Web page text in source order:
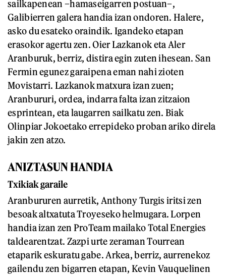
sailkapenean –hamaseigarren postuan–,
Galibierren galera handia izan ondoren. Halere,
asko du esateko oraindik. Igandeko etapan
erasokor agertu zen. Oier Lazkanok eta Aler
Aranburuk, berriz, distira egin zuten ihesean. San
Fermin egunez garaipena eman nahi zioten
Movistarri. Lazkanok matxura izan zuen;
Aranbururi, ordea, indarra falta izan zitzaion
esprintean, eta laugarren sailkatu zen. Biak
Olinpiar Jokoetako errepideko proban ariko direla
jakin zen atzo.
ANIZTASUN HANDIA
Txikiak garaile
Aranbururen aurretik, Anthony Turgis iritsi zen
besoak altxatuta Troyeseko helmugara. Lorpen
handia izan zen ProTeam mailako Total Energies
taldearentzat. Zazpi urte zeraman Tourrean
etaparik eskuratu gabe. Arkea, berriz, aurrenekoz
gailendu zen bigarren etapan, Kevin Vauquelinen